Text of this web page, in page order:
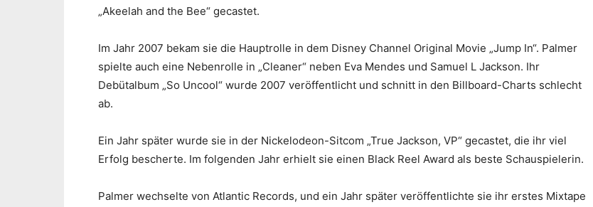
„Akeelah and the Bee“ gecastet.
Im Jahr 2007 bekam sie die Hauptrolle in dem Disney Channel Original Movie „Jump In“. Palmer
spielte auch eine Nebenrolle in „Cleaner“ neben Eva Mendes und Samuel L Jackson. Ihr
Debütalbum „So Uncool“ wurde 2007 veröffentlicht und schnitt in den Billboard-Charts schlecht
ab.
Ein Jahr später wurde sie in der Nickelodeon-Sitcom „True Jackson, VP“ gecastet, die ihr viel
Erfolg bescherte. Im folgenden Jahr erhielt sie einen Black Reel Award als beste Schauspielerin.
Palmer wechselte von Atlantic Records, und ein Jahr später veröffentlichte sie ihr erstes Mixtape